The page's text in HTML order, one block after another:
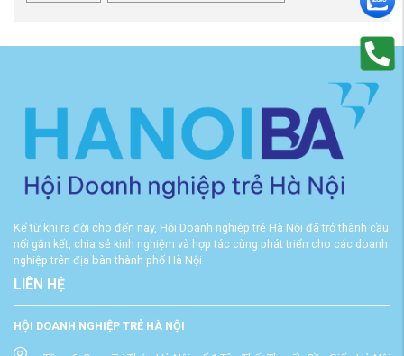
Kể từ khi ra đời cho đến nay, Hội Doanh nghiệp trẻ Hà Nội đã trở thành cầu
nối gắn kết, chia sẻ kinh nghiệm và hợp tác cùng phát triển cho các doanh
nghiệp trên địa bàn thành phố Hà Nội
LIÊN HỆ
HỘI DOANH NGHIỆP TRẺ HÀ NỘI